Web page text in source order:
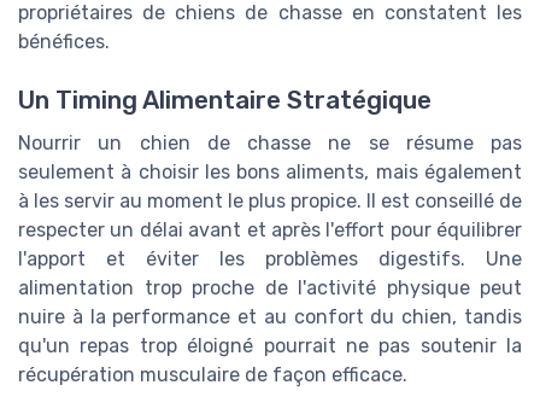
propriétaires de chiens de chasse en constatent les
bénéfices.
Un Timing Alimentaire Stratégique
Nourrir un chien de chasse ne se résume pas
seulement à choisir les bons aliments, mais également
à les servir au moment le plus propice. Il est conseillé de
respecter un délai avant et après l'effort pour équilibrer
l'apport et éviter les problèmes digestifs. Une
alimentation trop proche de l'activité physique peut
nuire à la performance et au confort du chien, tandis
qu'un repas trop éloigné pourrait ne pas soutenir la
récupération musculaire de façon efficace.